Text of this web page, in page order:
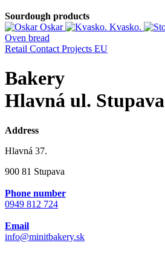
Sourdough products
Oskar
Kvasko.
Oven bread
Retail Contact Projects EU
Bakery
Hlavná ul. Stupava
Address
Hlavná 37.
900 81 Stupava
Phone number
0949 812 724
Email
info@minitbakery.sk